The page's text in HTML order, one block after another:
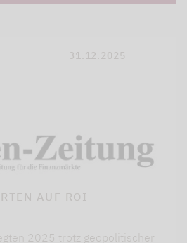
31.12.2025
AUF ROI
2025 trotz geopolitischer